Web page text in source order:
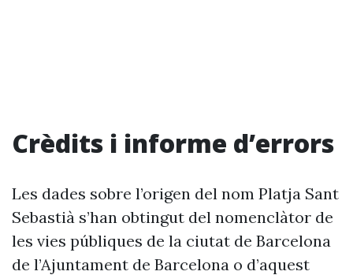
Crèdits i informe d’errors
Les dades sobre l’origen del nom Platja Sant
Sebastià s’han obtingut del nomenclàtor de
les vies públiques de la ciutat de Barcelona
de l’Ajuntament de Barcelona o d’aquest